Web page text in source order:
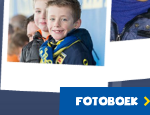
FOTOBOEK